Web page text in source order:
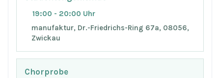
19:00 - 20:00 Uhr
manufaktur, Dr.-Friedrichs-Ring 67a, 08056,
Zwickau
Chorprobe